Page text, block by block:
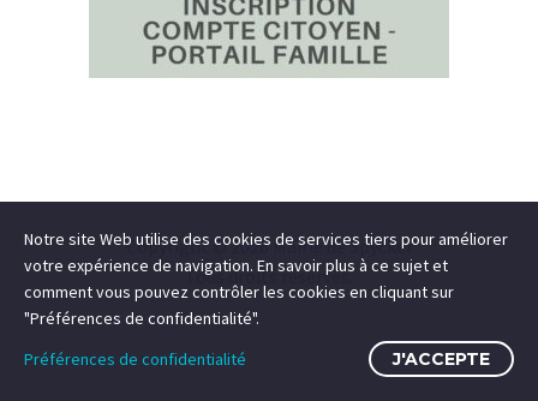
Copyright ©2026 Mairie de Spycker
Tous droits réservés.
Notre site Web utilise des cookies de services tiers pour améliorer
votre expérience de navigation. En savoir plus à ce sujet et
comment vous pouvez contrôler les cookies en cliquant sur
"Préférences de confidentialité".
Préférences de confidentialité
J'ACCEPTE